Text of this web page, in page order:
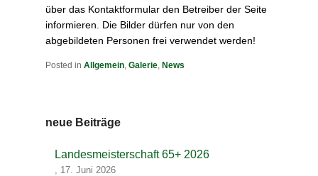
über das Kontaktformular den Betreiber der Seite
informieren. Die Bilder dürfen nur von den
abgebildeten Personen frei verwendet werden!
Posted in Allgemein, Galerie, News
neue Beiträge
Landesmeisterschaft 65+ 2026
, 17. Juni 2026